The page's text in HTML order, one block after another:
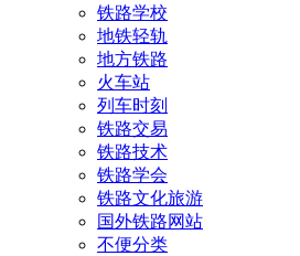
铁路学校
地铁轻轨
地方铁路
火车站
列车时刻
铁路交易
铁路技术
铁路学会
铁路文化旅游
国外铁路网站
不便分类